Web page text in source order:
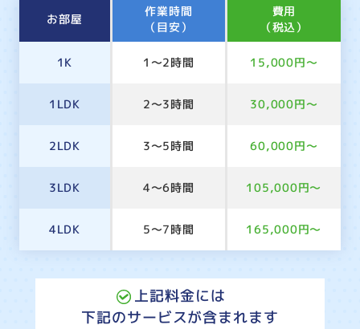
お部屋
作業時間
（目安）
費用
（税込）
1K 1～2時間 15,000円～
1LDK 2～3時間 30,000円～
2LDK 3～5時間 60,000円～
3LDK 4～6時間 105,000円～
4LDK 5～7時間 165,000円～
上記料金には
下記のサービスが含まれます